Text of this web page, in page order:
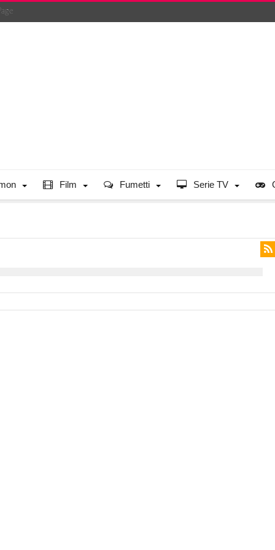
Film Fumetti Serie TV